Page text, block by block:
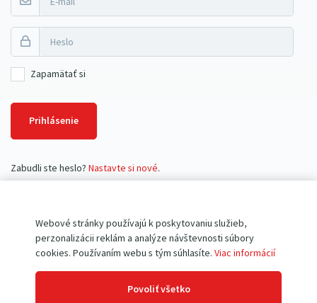
Webové stránky používajú k poskytovaniu služieb,
perzonalizácii reklám a analýze návštevnosti súbory
cookies. Používaním webu s tým súhlasíte. Viac informácií
Povoliť všetko
Zapamätať si
Prihlásenie
Zabudli ste heslo? Nastavte si nové.